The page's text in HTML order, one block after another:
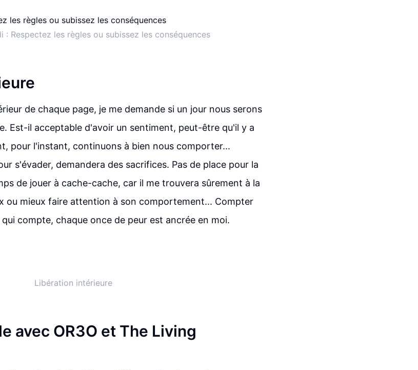
: Respectez les règles ou subissez les conséquences
de chaque page, je me demande si un jour nous serons
Est-il acceptable d'avoir un sentiment, peut-être qu'il y a
pour l'instant, continuons à bien nous comporter...
s'évader, demandera des sacrifices. Pas de place pour la
de jouer à cache-cache, car il me trouvera sûrement à la
ou mieux faire attention à son comportement... Compter
compte, chaque once de peur est ancrée en moi.
Libération intérieure
avec OR3O et The Living